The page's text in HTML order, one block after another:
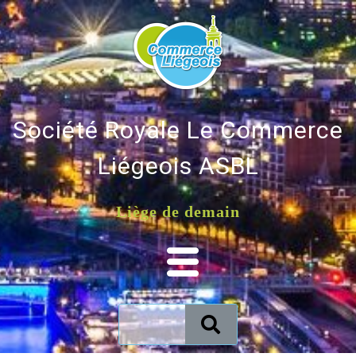
Société Royale Le Commerce
Liégeois ASBL
Liège de demain